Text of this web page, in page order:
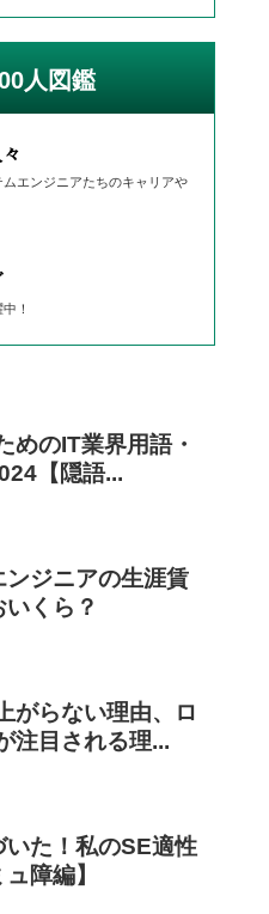
人図鑑
エンジニアたちのキャリアや
！
めのIT業界用語・
【隠語...
ンジニアの生涯賃
くら？
がらない理由、ロ
注目される理...
いた！私のSE適性
障編】